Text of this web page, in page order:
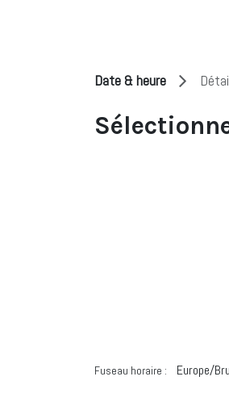
Date & heure
Fuseau horaire :